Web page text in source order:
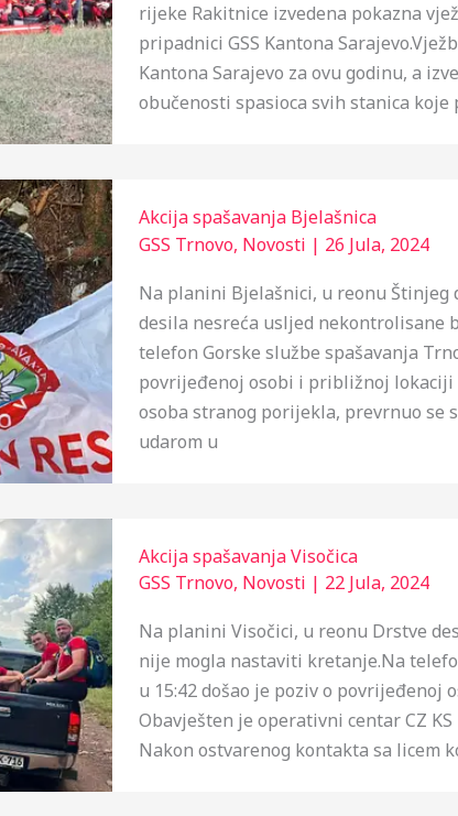
rijeke Rakitnice izvedena pokazna
pripadnici GSS Kantona
Kantona Sarajevo za ovu godinu, a
obučenosti spasioca svih stanica koje
Akcija spašavanja Bjelašnica
GSS Trnovo, Novosti | 26 Jula, 2024
Na planini Bjelašnici, u reonu Štinjeg
desila nesreća usljed nekontrolisane
telefon Gorske službe spašavanja
povrijeđenoj osobi i približnoj lokaciji
osoba stranog porijekla, prevrnuo se
udarom u
Akcija spašavanja Visočica
GSS Trnovo, Novosti | 22 Jula, 2024
Na planini Visočici, u reonu Drstve
nije mogla nastaviti kretanje.Na
u 15:42 došao je poziv o povrijeđenoj
Obavješten je operativni centar CZ KS
Nakon ostvarenog kontakta sa licem